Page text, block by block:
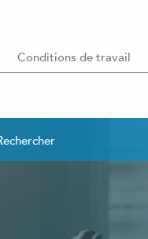
Conditions de travail